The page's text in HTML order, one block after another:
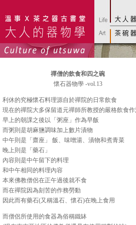
禪僧的飲食和四之碗
懷石器物學 -vol.13
利休的究極懷石料理源自於禪院的日常飲食
現在的禪院大多保留道元禪師所教授的嚴格飲食
早上的朝課之後以「粥座」作為早飯
而粥則是胡麻鹽調味加上數片漬物
中午則是「齋座」 飯、味噌湯、漬物和煮青菜
晚上則是「藥石」
內容則是中午留下的料理
和中午相同的料理內容
本來佛教僧侶在正午過後就不食
而在禪院因為刻苦的作務勞動
因此而有藥石(又稱溫石、懷石)在晚上食用
而僧侶所使用的食器為俗稱鐵缽